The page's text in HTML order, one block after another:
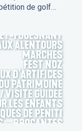
de golf…
FOUESNANT
ALENTOURS
MARCHÉS
FEST NOZ
D’ARTIFICES
PATRIMOINE
VISITE GUIDÉE
LES ENFANTS
DE PENITI
– BROCANTES